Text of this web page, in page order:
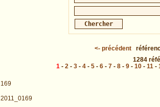
<- précédent
1284
1 - 2 - 3 - 4 - 5 - 6 - 7 - 8 - 9 - 10 - 11 -
169
2011_0169